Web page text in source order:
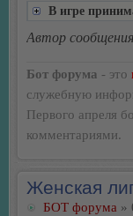
В игре
Автор сообщения
Бот форума - это
служебную
Первого апреля
комментариями.
Женская
БОТ форума »